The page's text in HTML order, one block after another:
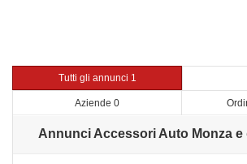
Tutti gli annunci 1
Aziende 0
Annunci Accessori Auto Monza e